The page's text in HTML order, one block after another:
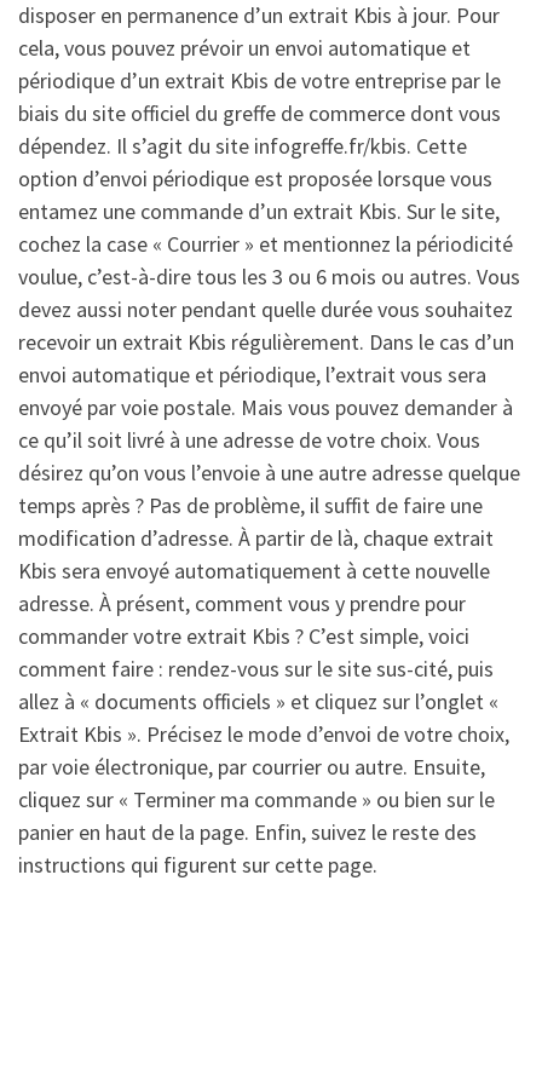
disposer en permanence d’un extrait Kbis à jour. Pour
cela, vous pouvez prévoir un envoi automatique et
périodique d’un extrait Kbis de votre entreprise par le
biais du site officiel du greffe de commerce dont vous
dépendez. Il s’agit du site infogreffe.fr/kbis. Cette
option d’envoi périodique est proposée lorsque vous
entamez une commande d’un extrait Kbis. Sur le site,
cochez la case « Courrier » et mentionnez la périodicité
voulue, c’est-à-dire tous les 3 ou 6 mois ou autres. Vous
devez aussi noter pendant quelle durée vous souhaitez
recevoir un extrait Kbis régulièrement. Dans le cas d’un
envoi automatique et périodique, l’extrait vous sera
envoyé par voie postale. Mais vous pouvez demander à
ce qu’il soit livré à une adresse de votre choix. Vous
désirez qu’on vous l’envoie à une autre adresse quelque
temps après ? Pas de problème, il suffit de faire une
modification d’adresse. À partir de là, chaque extrait
Kbis sera envoyé automatiquement à cette nouvelle
adresse. À présent, comment vous y prendre pour
commander votre extrait Kbis ? C’est simple, voici
comment faire : rendez-vous sur le site sus-cité, puis
allez à « documents officiels » et cliquez sur l’onglet «
Extrait Kbis ». Précisez le mode d’envoi de votre choix,
par voie électronique, par courrier ou autre. Ensuite,
cliquez sur « Terminer ma commande » ou bien sur le
panier en haut de la page. Enfin, suivez le reste des
instructions qui figurent sur cette page.